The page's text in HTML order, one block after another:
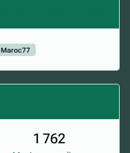
Maroc77
1 762